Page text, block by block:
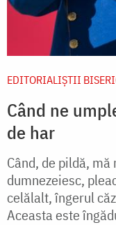
EDITORIALIȘTII
Când ne
de har
Când, de pildă,
dumnezeiesc,
celălalt, îngerul
Aceasta este